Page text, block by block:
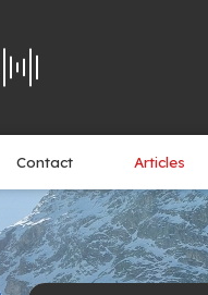
Contact Articles